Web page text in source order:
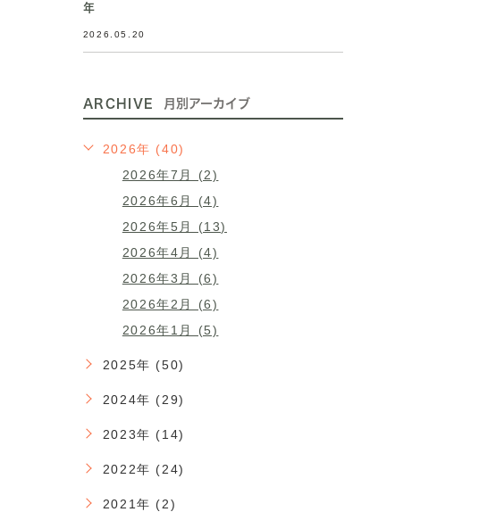
年
2026.05.20
ARCHIVE 月別アーカイブ
2026年 (40)
2026年7月 (2)
2026年6月 (4)
2026年5月 (13)
2026年4月 (4)
2026年3月 (6)
2026年2月 (6)
2026年1月 (5)
2025年 (50)
2024年 (29)
2023年 (14)
2022年 (24)
2021年 (2)